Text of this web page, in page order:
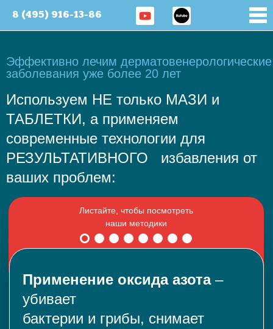
8 (495) 916-13-86
Эффективно лечим дерматовенерологические
заболевания уже более 20 лет
Используем НЕ только МАЗИ и
ТАБЛЕТКИ, а применяем
современные технологии для
РЕЗУЛЬТАТИВНОГО избавления от
ваших проблем:
Применение оксида азота–
убивает
бактерии и грибы, снимает